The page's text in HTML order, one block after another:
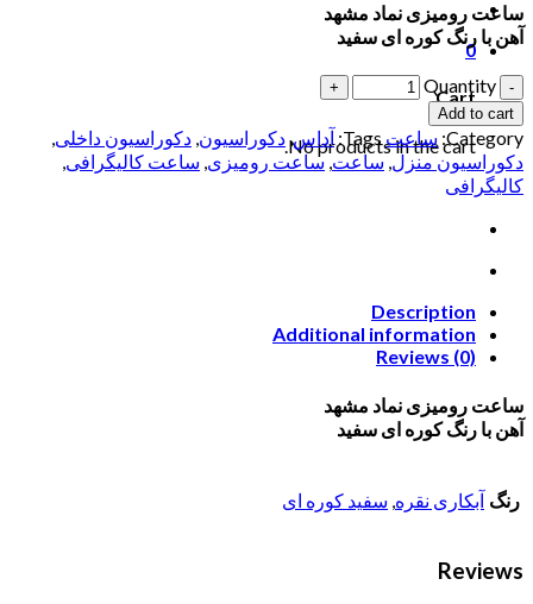
0
Cart
No products in the cart.
ساعت رومیزی نماد مشهد
آهن با رنگ کوره ای سفید
Quantity
Add to cart
Category: ساعت Tags: آداس,دکوراسیون, دکوراسیون داخلی,
دکوراسیون منزل, ساعت, ساعت رومیزی, ساعت کالیگرافی,
کالیگرافی
Description
Additional information
Reviews (0)
ساعت رومیزی نماد مشهد
آهن با رنگ کوره ای سفید
رنگ آبکاری نقره, سفید کوره ای
Reviews